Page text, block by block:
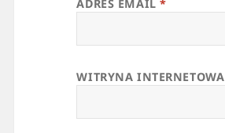
ADRES EMAIL*
WITRYNA INTERNETOWA